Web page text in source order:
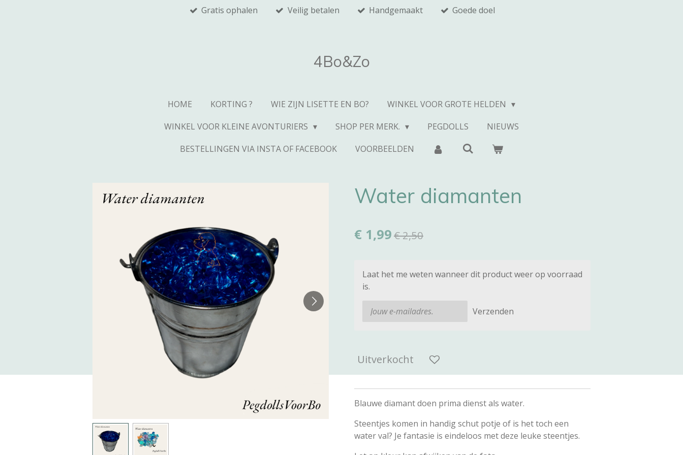
Gratis ophalen Veilig betalen Handgemaakt Goede doel
4Bo&Zo
HOME KORTING ? WIE ZIJN LISETTE EN BO?
WINKEL VOOR GROTE HELDEN
WINKEL VOOR KLEINE AVONTURIERS
SHOP PER MERK. PEGDOLLS
NIEUWS
BESTELLINGEN VIA INSTA OF FACEBOOK
VOORBEELDEN
Water diamanten
€ 1,99€ 2,50
Laat het me weten wanneer dit product weer op voorraad
is.
Verzenden
Uitverkocht
Blauwe diamant doen prima dienst als water.
Steentjes komen in handig schut potje of is het toch een
water val? Je fantasie is eindeloos met deze leuke steentjes.